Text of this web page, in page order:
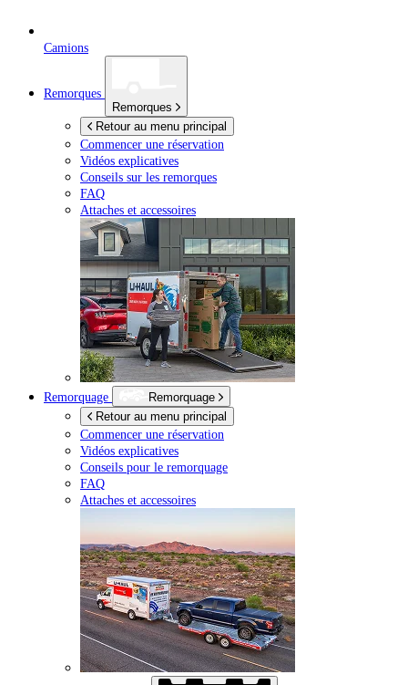
Camions
Remorques
Remorques
Retour au menu principal
Commencer une réservation
Vidéos explicatives
Conseils sur les remorques
FAQ
Attaches et accessoires
Remorquage
Remorquage
Retour au menu principal
Commencer une réservation
Vidéos explicatives
Conseils pour le remorquage
FAQ
Attaches et accessoires